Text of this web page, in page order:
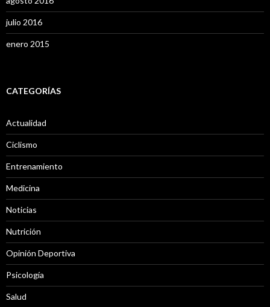
julio 2016
enero 2015
CATEGORÍAS
Actualidad
Ciclismo
Entrenamiento
Medicina
Noticias
Nutrición
Opinión Deportiva
Psicología
Salud